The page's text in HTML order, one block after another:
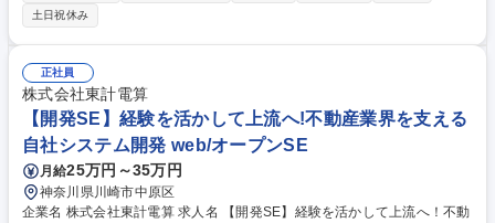
リードするやりがいのあるポジションです。 【商材】企業の社宅・寮管理
を支える自社パッケージシステム【詳細】■社宅管理代行会社や企業への
ヒアリング・要件定義 ■基本・詳細設計、プログラミング（C#、VB.NE
T、ASP.NET） ■各種テスト工程（単体・結合・総合） ■システム導入・
操作指導・アフターフォロー ■特定の工程のみに留まらず、顧客の課題を
解決するための機能企画や改善提案まで幅広くお任せします。 募集職種
【開発SE】開発経験を企業の力に！上流含めた一気通貫支援 スタンダー
ド上場
土日祝休み
正社員
株式会社東計電算
【開発SE】経験を活かして上流へ!不動産業界を支える
自社システム開発 web/オープンSE
月給25万円～35万円
神奈川県川崎市中原区
企業名 株式会社東計電算 求人名 【開発SE】経験を活かして上流へ！不動